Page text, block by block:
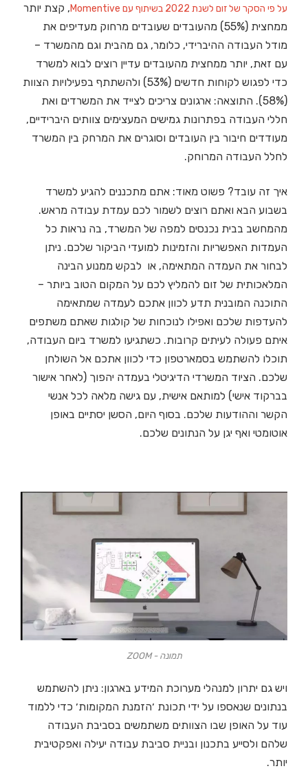
על פי הסקר של זום לשנת 2022 בשיתוף עם Momentive
, קצת יותר
ממחצית (55%) מהעובדים שעובדים מרחוק מעדיפים את
מודל העבודה ההיברידי, כלומר, גם מהבית וגם מהמשרד –
עם זאת, יותר ממחצית מהעובדים עדיין רוצים לבוא למשרד
כדי לפגוש לקוחות חדשים (53%) ולהשתתף בפעילויות הצוות
(58%). התוצאה: ארגונים צריכים לצייד את המשרדים ואת
חללי העבודה בפתרונות גמישים המעצימים צוותים היברידיים,
מעודדים חיבור בין העובדים וסוגרים את המרחק בין המשרד
לחלל העבודה המרוחק.
איך זה עובד? פשוט מאוד: אתם מתכננים להגיע למשרד
בשבוע הבא ואתם רוצים לשמור לכם עמדת עבודה מראש.
מהמחשב בבית נכנסים למפה של המשרד, בה נראות כל
העמדות האפשריות והזמינות למועדי הביקור שלכם. ניתן
לבחור את העמדה המתאימה, או לבקש ממנוע הבינה
המלאכותית של זום להמליץ לכם על המקום הטוב ביותר –
התוכנה המובנית תדע לכוון אתכם לעמדה שמתאימה
להעדפות שלכם ואפילו לנוכחות של קולגות שאתם משתפים
איתם פעולה לעיתים קרובות. כשתגיעו למשרד ביום העבודה,
תוכלו להשתמש בסמארטפון כדי לכוון אתכם אל השולחן
שלכם. הציוד המשרדי הדיגיטלי בעמדה יהפוך (לאחר אישור
בברקוד אישי) למותאם אישית, עם גישה מלאה לכל אנשי
הקשר וההודעות שלכם. בסוף היום, הסשן יסתיים באופן
אוטומטי ואף יגן על הנתונים שלכם.
תמונה - ZOOM
ויש גם יתרון למנהלי מערוכת המידע בארגון: ניתן להשתמש
בנתונים שנאספו על ידי תכונת ׳הזמנת המקומות׳ כדי ללמוד
עוד על האופן שבו הצוותים משתמשים בסביבת העבודה
שלהם ולסייע בתכנון ובניית סביבת עבודה יעילה ואפקטיבית
יותר.